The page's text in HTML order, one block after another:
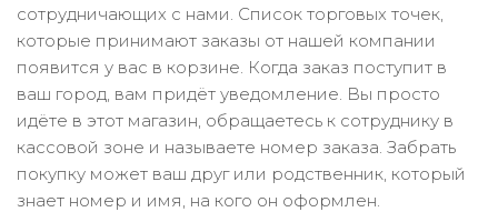
сотрудничающих с нами. Список торговых точек,
которые принимают заказы от нашей компании
появится у вас в корзине. Когда заказ поступит в
ваш город, вам придёт уведомление. Вы просто
идёте в этот магазин, обращаетесь к сотруднику в
кассовой зоне и называете номер заказа. Забрать
покупку может ваш друг или родственник, который
знает номер и имя, на кого он оформлен.